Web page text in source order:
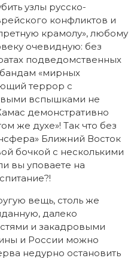
узлы русско-
конфликтов и
крамолу», любому
очевидную: без
подведомственных
«мирных
террор с
вспышками не
демонстративно
же духе»! Так что без
Ближний Восток
бочкой с несколькими
вы уповаете на
вещь, столь же
далеко
и закадровыми
и России можно
недурно остановить